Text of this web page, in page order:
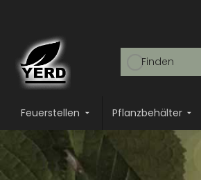
Feuerstellen Pflanzbehälter